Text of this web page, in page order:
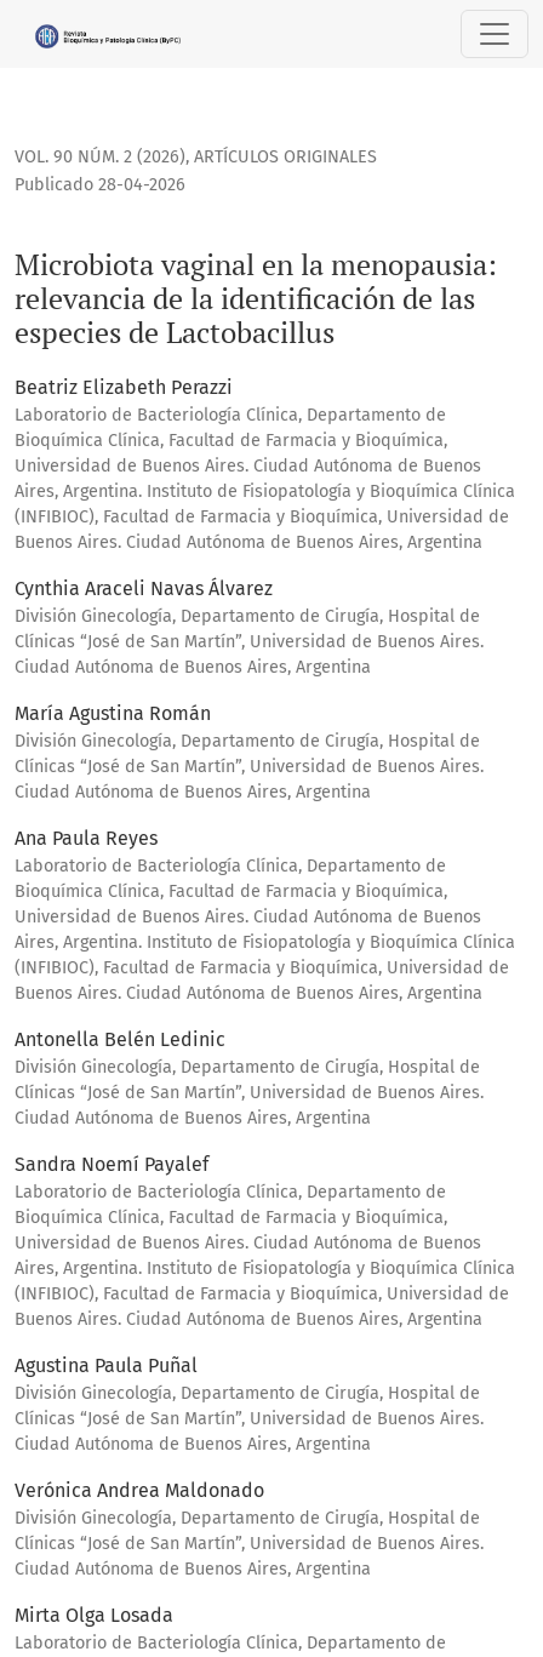
Microbiota vaginal en la menopausia: relevancia de la
VOL. 90 NÚM. 2 (2026), ARTÍCULOS ORIGINALES
Microbiota vaginal en la menopausia:
relevancia de la identificación de las
especies de Lactobacillus
Publicado 28-04-2026
Beatriz Elizabeth Perazzi
Laboratorio de Bacteriología Clínica, Departamento de
Bioquímica Clínica, Facultad de Farmacia y Bioquímica,
Universidad de Buenos Aires. Ciudad Autónoma de Buenos
Aires, Argentina. Instituto de Fisiopatología y Bioquímica Clínica
(INFIBIOC), Facultad de Farmacia y Bioquímica, Universidad de
Buenos Aires. Ciudad Autónoma de Buenos Aires, Argentina
Cynthia Araceli Navas Álvarez
División Ginecología, Departamento de Cirugía, Hospital de
Clínicas “José de San Martín”, Universidad de Buenos Aires.
Ciudad Autónoma de Buenos Aires, Argentina
María Agustina Román
División Ginecología, Departamento de Cirugía, Hospital de
Clínicas “José de San Martín”, Universidad de Buenos Aires.
Ciudad Autónoma de Buenos Aires, Argentina
Ana Paula Reyes
Laboratorio de Bacteriología Clínica, Departamento de
Bioquímica Clínica, Facultad de Farmacia y Bioquímica,
Universidad de Buenos Aires. Ciudad Autónoma de Buenos
Aires, Argentina. Instituto de Fisiopatología y Bioquímica Clínica
(INFIBIOC), Facultad de Farmacia y Bioquímica, Universidad de
Buenos Aires. Ciudad Autónoma de Buenos Aires, Argentina
Antonella Belén Ledinic
División Ginecología, Departamento de Cirugía, Hospital de
Clínicas “José de San Martín”, Universidad de Buenos Aires.
Ciudad Autónoma de Buenos Aires, Argentina
Sandra Noemí Payalef
Laboratorio de Bacteriología Clínica, Departamento de
Bioquímica Clínica, Facultad de Farmacia y Bioquímica,
Universidad de Buenos Aires. Ciudad Autónoma de Buenos
Aires, Argentina. Instituto de Fisiopatología y Bioquímica Clínica
(INFIBIOC), Facultad de Farmacia y Bioquímica, Universidad de
Buenos Aires. Ciudad Autónoma de Buenos Aires, Argentina
Agustina Paula Puñal
División Ginecología, Departamento de Cirugía, Hospital de
Clínicas “José de San Martín”, Universidad de Buenos Aires.
Ciudad Autónoma de Buenos Aires, Argentina
Verónica Andrea Maldonado
División Ginecología, Departamento de Cirugía, Hospital de
Clínicas “José de San Martín”, Universidad de Buenos Aires.
Ciudad Autónoma de Buenos Aires, Argentina
Mirta Olga Losada
Laboratorio de Bacteriología Clínica, Departamento de